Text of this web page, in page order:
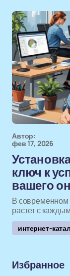
Автор:
фев 17, 2026
ключ к
вашего
В современном
растет с
интернет-
Избранное